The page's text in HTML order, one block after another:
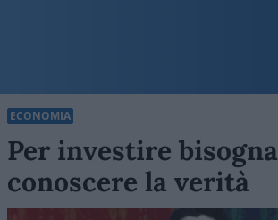
ECONOMIA
Per investire bisogna
conoscere la verità